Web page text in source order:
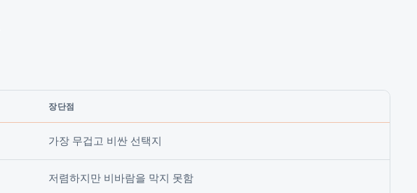
장단점
가장 무겁고 비싼 선택지
저렴하지만 비바람을 막지 못함